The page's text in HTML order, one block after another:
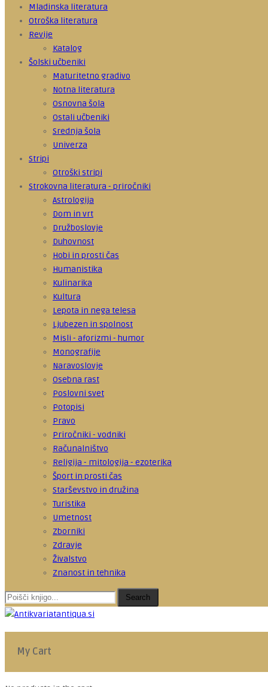
Mladinska literatura
Otroška literatura
Revije
Katalog
Šolski učbeniki
Maturitetno gradivo
Notna literatura
Osnovna šola
Ostali učbeniki
Srednja šola
Univerza
Stripi
Otroški stripi
Strokovna literatura - priročniki
Astrologija
Dom in vrt
Družboslovje
Duhovnost
Hobi in prosti čas
Humanistika
Kulinarika
Kultura
Lepota in nega telesa
Ljubezen in spolnost
Misli - aforizmi - humor
Monografije
Naravoslovje
Osebna rast
Poslovni svet
Potopisi
Pravo
Priročniki - vodniki
Računalništvo
Religija - mitologija - ezoterika
Šport in prosti čas
Starševstvo in družina
Turistika
Umetnost
Zborniki
Zdravje
Živalstvo
Znanost in tehnika
Search
My Cart